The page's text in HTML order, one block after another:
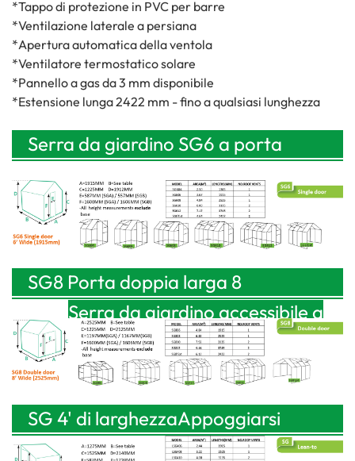
*Tappo di protezione in PVC per barre
*Ventilazione laterale a persiana
*Apertura automatica della ventola
*Ventilatore termostatico solare
*Pannello a gas da 3 mm disponibile
*Estensione lunga 2422 mm - fino a qualsiasi lunghezza
Serra da giardino SG6 a porta
singola, larga 1915 mm (6 piedi).
SG8 Porta doppia larga 8
Serra da giardino accessibile a
piedi (2525 mm)
SG 4' di larghezzaAppoggiarsi
aSerra accessibile a piedi(1275 mm)